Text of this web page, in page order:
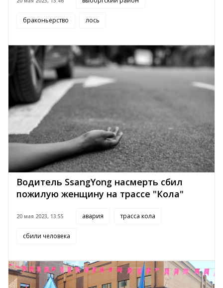
браконьерство лось
Водитель SsangYong насмерть сбил
пожилую женщину на трассе "Кола"
20 мая 2023, 13:55 авария трасса кола
сбили человека